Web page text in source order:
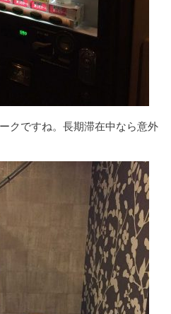
クですね。長期滞在中なら意外